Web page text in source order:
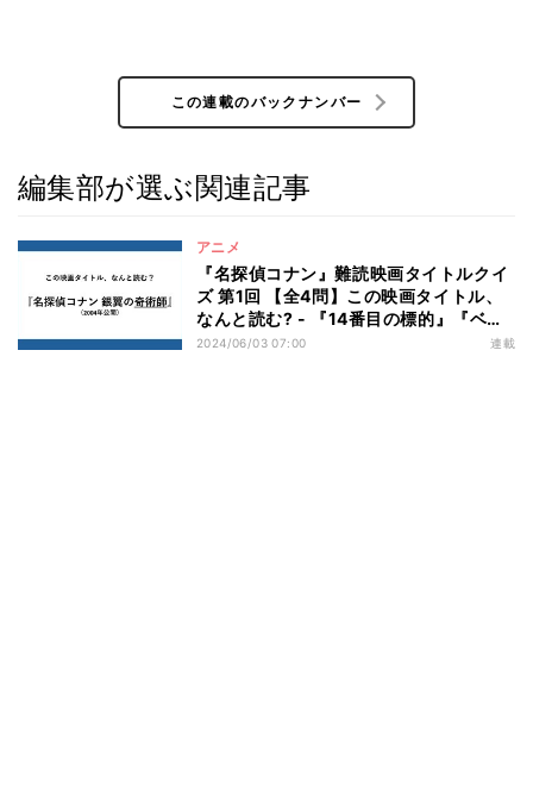
この連載のバックナンバー
編集部が選ぶ関連記事
アニメ
『名探偵コナン』難読映画タイトルクイ
ズ 第1回 【全4問】この映画タイトル、
なんと読む? - 『14番目の標的』『ベイ
カー街の亡霊』『迷宮の十字路』『銀翼
2024/06/03 07:00 連載